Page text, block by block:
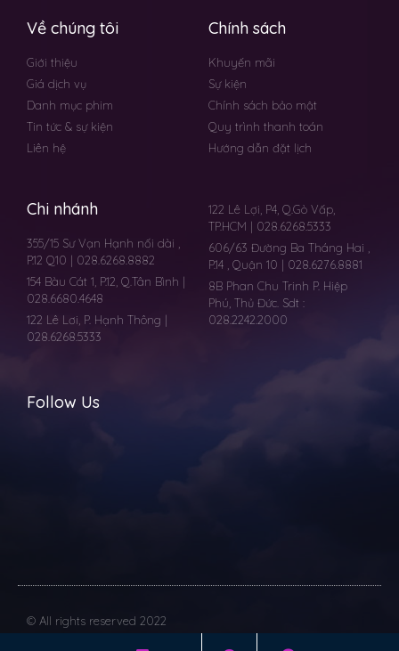
Về chúng tôi
Giới thiệu
Giá dịch vụ
Danh mục phim
Tin tức & sự kiện
Liên hệ
Chính sách
Khuyến mãi
Sự kiện
Chính sách bảo mật
Quy trình thanh toán
Hướng dẫn đặt lịch
Chi nhánh
355/15 Sư Vạn Hạnh nối dài ,
P.12 Q10 | 028.6268.8882
154 Bàu Cát 1, P.12, Q.Tân Bình |
028.6680.4648
122 Lê Lơi, P. Hạnh Thông |
028.6268.5333
122 Lê Lợi, P4, Q.Gò Vấp,
TP.HCM | 028.6268.5333
606/63 Đường Ba Tháng Hai ,
P.14 , Quận 10 | 028.6276.8881
8B Phan Chu Trinh P. Hiệp
Phú, Thủ Đức. Sdt :
028.2242.2000
Follow Us
© All rights reserved 2022